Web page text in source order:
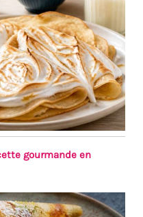
gourmande en